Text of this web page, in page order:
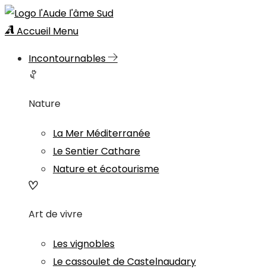
Accueil Menu
Incontournables
Nature
La Mer Méditerranée
Le Sentier Cathare
Nature et écotourisme
Art de vivre
Les vignobles
Le cassoulet de Castelnaudary